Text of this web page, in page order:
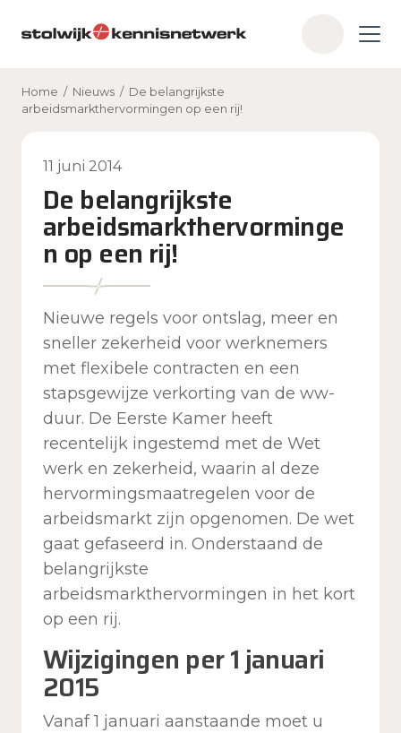
Home / Nieuws / De belangrijkste
arbeidsmarkthervormingen op een rij!
11 juni 2014
De belangrijkste
arbeidsmarkthervorminge
n op een rij!
Nieuwe regels voor ontslag, meer en
sneller zekerheid voor werknemers
met flexibele contracten en een
stapsgewijze verkorting van de ww-
duur. De Eerste Kamer heeft
recentelijk ingestemd met de Wet
werk en zekerheid, waarin al deze
hervormingsmaatregelen voor de
arbeidsmarkt zijn opgenomen. De wet
gaat gefaseerd in. Onderstaand de
belangrijkste
arbeidsmarkthervormingen in het kort
op een rij.
Wijzigingen per 1 januari
2015
Vanaf 1 januari aanstaande moet u